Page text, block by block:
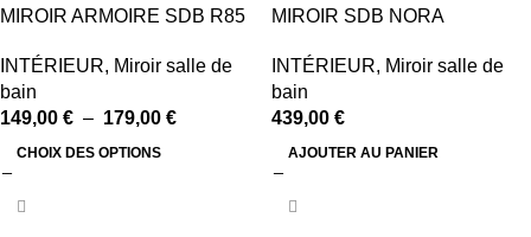
MIROIR ARMOIRE SDB R85
INTÉRIEUR, Miroir salle de
bain
149,00 € – 179,00 €
CHOIX DES OPTIONS
MIROIR SDB NORA
INTÉRIEUR, Miroir salle de
bain
439,00 €
AJOUTER AU PANIER